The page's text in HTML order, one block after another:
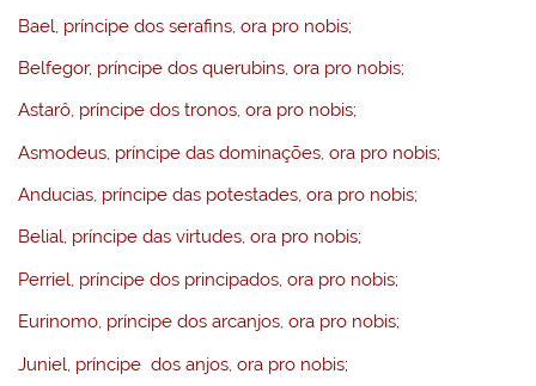
Bael, príncipe dos serafins, ora pro nobis;
Belfegor, príncipe dos querubins, ora pro nobis;
Astarô, príncipe dos tronos, ora pro nobis;
Asmodeus, príncipe das dominações, ora pro nobis;
Anducias, príncipe das potestades, ora pro nobis;
Belial, príncipe das virtudes, ora pro nobis;
Perriel, príncipe dos principados, ora pro nobis;
Eurinomo, príncipe dos arcanjos, ora pro nobis;
Juniel, príncipe dos anjos, ora pro nobis;